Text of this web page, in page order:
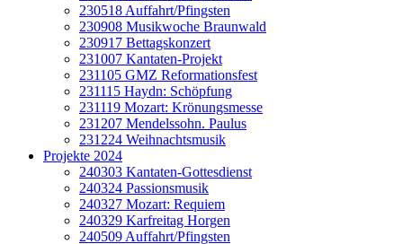
230518 Auffahrt/Pfingsten
230908 Musikwoche Braunwald
230917 Bettagskonzert
231007 Kantaten-Projekt
231105 GMZ Reformationsfest
231115 Haydn: Schöpfung
231119 Mozart: Krönungsmesse
231207 Mendelssohn. Paulus
231224 Weihnachtsmusik
Projekte 2024
240303 Kantaten-Gottesdienst
240324 Passionsmusik
240327 Mozart: Requiem
240329 Karfreitag Horgen
240509 Auffahrt/Pfingsten